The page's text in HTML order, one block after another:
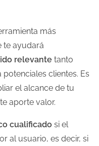
más
te ayudará
relevante tanto
clientes. Es
el alcance de tu
aporte valor.
cualificado si el
al usuario, es decir, si